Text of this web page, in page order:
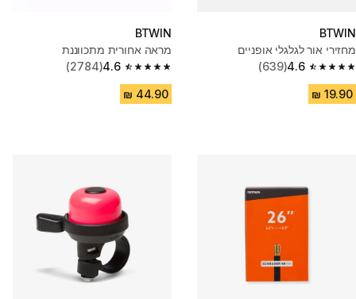
BTWIN
מחזירי אור לגלגלי אופניים
4.6
4.6 out of 5 stars from 639 reviews
(639)
BTWIN
מראה אחורית מתכווננת
4.6
4.6 out of 5 stars from 2784 reviews
(2784)